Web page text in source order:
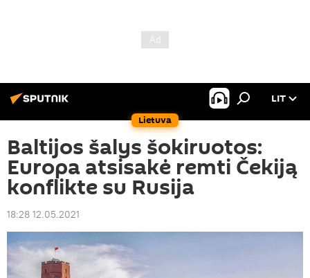
Lietuva
LIT
Baltijos šalys šokiruotos:
Europa atsisakė remti Čekiją
konflikte su Rusija
18:28 12.05.2021